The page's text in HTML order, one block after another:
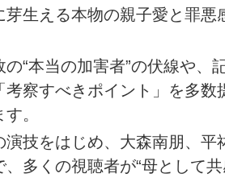
芽生える本物の親子愛と罪
の“本当の加害者”の伏線や、
察すべきポイント」を多数
。
演技をはじめ、大森南朋、
多くの視聴者が“母として